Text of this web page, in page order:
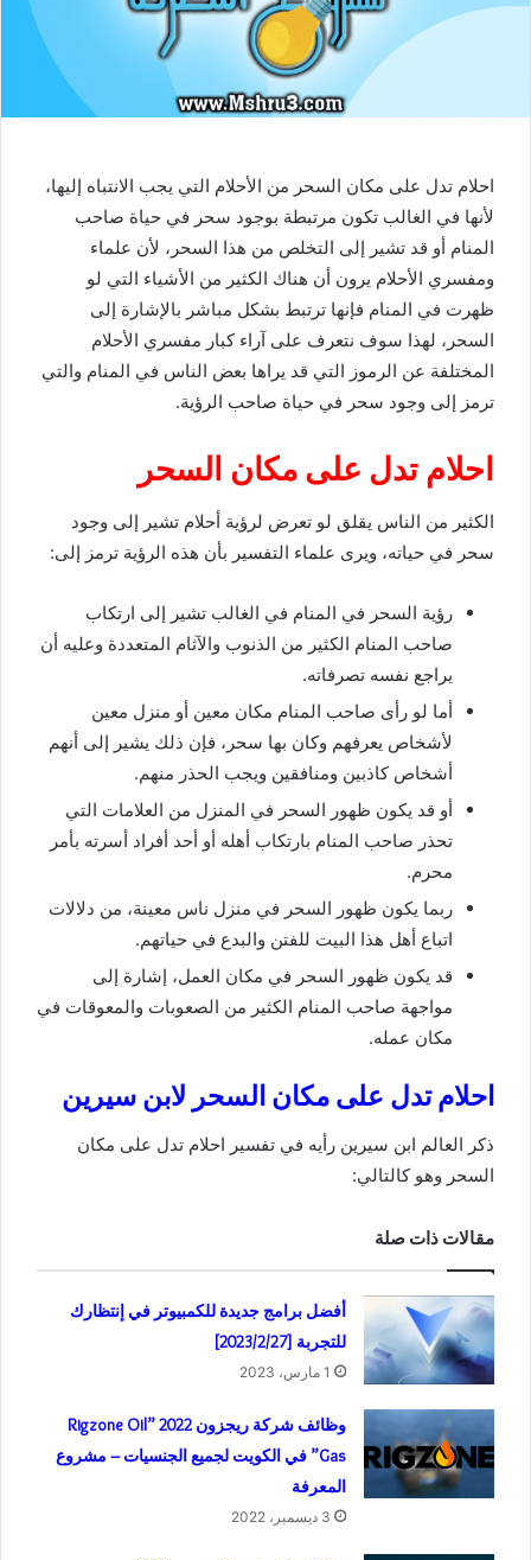
احلام تدل على مكان السحر من الأحلام التي يجب الانتباه إليها،
لأنها في الغالب تكون مرتبطة بوجود سحر في حياة صاحب
المنام أو قد تشير إلى التخلص من هذا السحر، لأن علماء
ومفسري الأحلام يرون أن هناك الكثير من الأشياء التي لو
ظهرت في المنام فإنها ترتبط بشكل مباشر بالإشارة إلى
السحر، لهذا سوف نتعرف على آراء كبار مفسري الأحلام
المختلفة عن الرموز التي قد يراها بعض الناس في المنام والتي
ترمز إلى وجود سحر في حياة صاحب الرؤية.
احلام تدل على مكان السحر
الكثير من الناس يقلق لو تعرض لرؤية أحلام تشير إلى وجود
سحر في حياته، ويرى علماء التفسير بأن هذه الرؤية ترمز إلى:
رؤية السحر في المنام في الغالب تشير إلى ارتكاب
صاحب المنام الكثير من الذنوب والآثام المتعددة وعليه أن
يراجع نفسه تصرفاته.
أما لو رأى صاحب المنام مكان معين أو منزل معين
لأشخاص يعرفهم وكان بها سحر، فإن ذلك يشير إلى أنهم
أشخاص كاذبين ومنافقين ويجب الحذر منهم.
أو قد يكون ظهور السحر في المنزل من العلامات التي
تحذر صاحب المنام بارتكاب أهله أو أحد أفراد أسرته بأمر
محرم.
ربما يكون ظهور السحر في منزل ناس معينة، من دلالات
اتباع أهل هذا البيت للفتن والبدع في حياتهم.
قد يكون ظهور السحر في مكان العمل، إشارة إلى
مواجهة صاحب المنام الكثير من الصعوبات والمعوقات في
مكان عمله.
احلام تدل على مكان السحر لابن سيرين
ذكر العالم ابن سيرين رأيه في تفسير احلام تدل على مكان
السحر وهو كالتالي:
مقالات ذات صلة
أفضل برامج جديدة للكمبيوتر في إنتظارك
للتجربة [2023/2/27]
1 مارس، 2023
وظائف شركة ريجزون 2022 ”Rigzone Oil
Gas” في الكويت لجميع الجنسيات – مشروع
المعرفة
3 ديسمبر، 2022